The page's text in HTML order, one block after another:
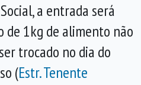
a entrada será
de 1kg de alimento não
trocado no dia do
(Estr. Tenente